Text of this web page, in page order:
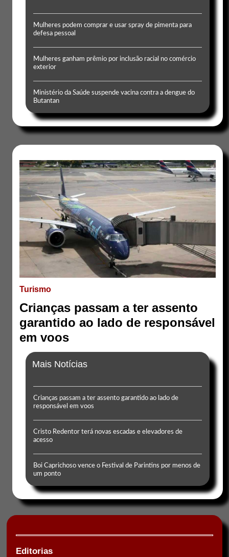
Mulheres podem comprar e usar spray de pimenta para
defesa pessoal
Mulheres ganham prêmio por inclusão racial no comércio
exterior
Ministério da Saúde suspende vacina contra a dengue do
Butantan
Turismo
Crianças passam a ter assento
garantido ao lado de responsável
em voos
Mais Notícias
Crianças passam a ter assento garantido ao lado de
responsável em voos
Cristo Redentor terá novas escadas e elevadores de
acesso
Boi Caprichoso vence o Festival de Parintins por menos de
um ponto
Editorias